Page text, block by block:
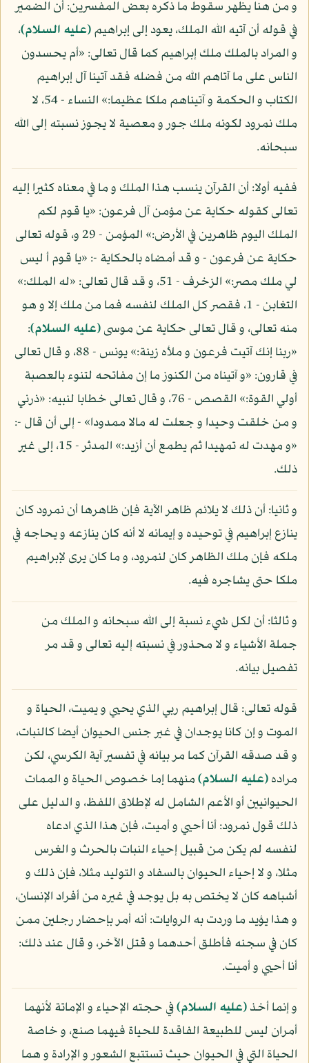
و من هنا يظهر سقوط ما ذكره بعض المفسرين: أن الضمير
في قوله أن آتيه الله الملك، يعود إلى إبراهيم(عليه السلام)،
و المراد بالملك ملك إبراهيم كما قال تعالى: «أم يحسدون
الناس على ما آتاهم الله من فضله فقد آتينا آل إبراهيم
الكتاب و الحكمة و آتيناهم ملكا عظيما:» النساء - 54، لا
ملك نمرود لكونه ملك جور و معصية لا يجوز نسبته إلى الله
سبحانه.
ففيه أولا: أن القرآن ينسب هذا الملك و ما في معناه كثيرا إليه
تعالى كقوله حكاية عن مؤمن آل فرعون: «يا قوم لكم
الملك اليوم ظاهرين في الأرض:» المؤمن - 29 و، قوله تعالى
حكاية عن فرعون - و قد أمضاه بالحكاية -: «يا قوم أ ليس
لي ملك مصر:» الزخرف - 51، و قد قال تعالى: «له الملك:»
التغابن - 1، فقصر كل الملك لنفسه فما من ملك إلا و هو
منه تعالى، و قال تعالى حكاية عن موسى(عليه السلام):
«ربنا إنك آتيت فرعون و ملأه زينة:» يونس - 88، و قال تعالى
في قارون: «و آتيناه من الكنوز ما إن مفاتحه لتنوء بالعصبة
أولي القوة:» القصص - 76، و قال تعالى خطابا لنبيه: «ذرني
و من خلقت وحيدا و جعلت له مالا ممدودا» - إلى أن قال -:
«و مهدت له تمهيدا ثم يطمع أن أزيد:» المدثر - 15، إلى غير
ذلك.
و ثانيا: أن ذلك لا يلائم ظاهر الآية فإن ظاهرها أن نمرود كان
ينازع إبراهيم في توحيده و إيمانه لا أنه كان ينازعه و يحاجه في
ملكه فإن ملك الظاهر كان لنمرود، و ما كان يرى لإبراهيم
ملكا حتى يشاجره فيه.
و ثالثا: أن لكل شيء نسبة إلى الله سبحانه و الملك من
جملة الأشياء و لا محذور في نسبته إليه تعالى و قد مر
تفصيل بيانه.
قوله تعالى: قال إبراهيم ربي الذي يحيي و يميت، الحياة و
الموت و إن كانا يوجدان في غير جنس الحيوان أيضا كالنبات،
و قد صدقه القرآن كما مر بيانه في تفسير آية الكرسي، لكن
مراده(عليه السلام)منهما إما خصوص الحياة و الممات
الحيوانيين أو الأعم الشامل له لإطلاق اللفظ، و الدليل على
ذلك قول نمرود: أنا أحيي و أميت، فإن هذا الذي ادعاه
لنفسه لم يكن من قبيل إحياء النبات بالحرث و الغرس
مثلا، و لا إحياء الحيوان بالسفاد و التوليد مثلا، فإن ذلك و
أشباهه كان لا يختص به بل يوجد في غيره من أفراد الإنسان،
و هذا يؤيد ما وردت به الروايات: أنه أمر بإحضار رجلين ممن
كان في سجنه فأطلق أحدهما و قتل الآخر، و قال عند ذلك:
أنا أحيي و أميت.
و إنما أخذ(عليه السلام)في حجته الإحياء و الإماتة لأنهما
أمران ليس للطبيعة الفاقدة للحياة فيهما صنع، و خاصة
الحياة التي في الحيوان حيث تستتبع الشعور و الإرادة و هما